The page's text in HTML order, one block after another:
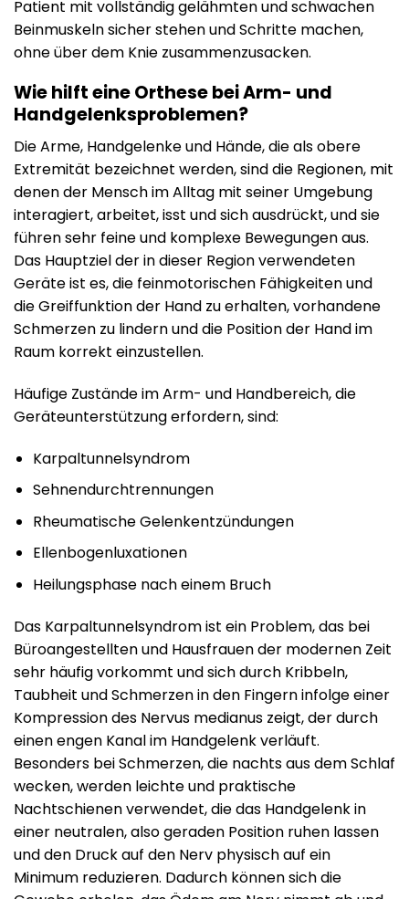
Patient mit vollständig gelähmten und schwachen
Beinmuskeln sicher stehen und Schritte machen,
ohne über dem Knie zusammenzusacken.
Wie hilft eine Orthese bei Arm- und
Handgelenksproblemen?
Die Arme, Handgelenke und Hände, die als obere
Extremität bezeichnet werden, sind die Regionen, mit
denen der Mensch im Alltag mit seiner Umgebung
interagiert, arbeitet, isst und sich ausdrückt, und sie
führen sehr feine und komplexe Bewegungen aus.
Das Hauptziel der in dieser Region verwendeten
Geräte ist es, die feinmotorischen Fähigkeiten und
die Greiffunktion der Hand zu erhalten, vorhandene
Schmerzen zu lindern und die Position der Hand im
Raum korrekt einzustellen.
Häufige Zustände im Arm- und Handbereich, die
Geräteunterstützung erfordern, sind:
Karpaltunnelsyndrom
Sehnendurchtrennungen
Rheumatische Gelenkentzündungen
Ellenbogenluxationen
Heilungsphase nach einem Bruch
Das Karpaltunnelsyndrom ist ein Problem, das bei
Büroangestellten und Hausfrauen der modernen Zeit
sehr häufig vorkommt und sich durch Kribbeln,
Taubheit und Schmerzen in den Fingern infolge einer
Kompression des Nervus medianus zeigt, der durch
einen engen Kanal im Handgelenk verläuft.
Besonders bei Schmerzen, die nachts aus dem Schlaf
wecken, werden leichte und praktische
Nachtschienen verwendet, die das Handgelenk in
einer neutralen, also geraden Position ruhen lassen
und den Druck auf den Nerv physisch auf ein
Minimum reduzieren. Dadurch können sich die